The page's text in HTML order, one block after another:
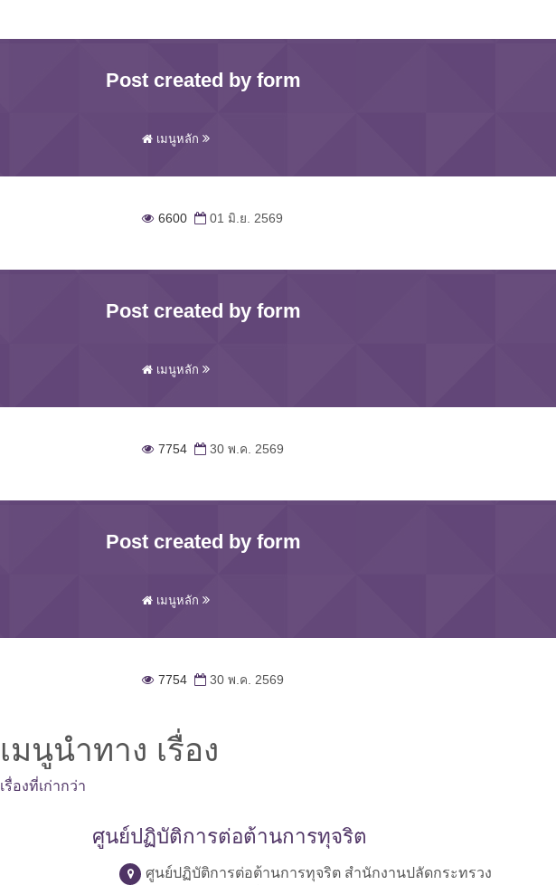
Post created by form
เมนูหลัก
6600 01 มิ.ย. 2569
Post created by form
เมนูหลัก
7754 30 พ.ค. 2569
Post created by form
เมนูหลัก
7754 30 พ.ค. 2569
เมนูนำทาง เรื่อง
เรื่องที่เก่ากว่า
ศูนย์ปฏิบัติการต่อต้านการทุจริต
ศูนย์ปฏิบัติการต่อต้านการทุจริต สำนักงานปลัดกระทรวง